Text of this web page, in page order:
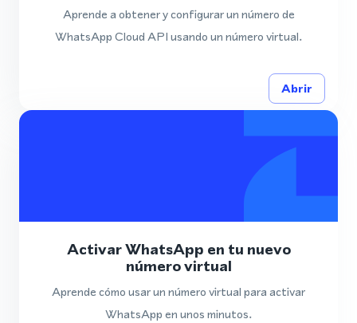
Aprende a obtener y configurar un número de
WhatsApp Cloud API usando un número virtual.
Abrir
Activar WhatsApp en tu nuevo
número virtual
Aprende cómo usar un número virtual para activar
WhatsApp en unos minutos.